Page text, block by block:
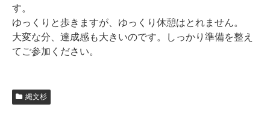
す。
ゆっくりと歩きますが、ゆっくり休憩はとれません。
大変な分、達成感も大きいのです。しっかり準備を整え
てご参加ください。
縄文杉